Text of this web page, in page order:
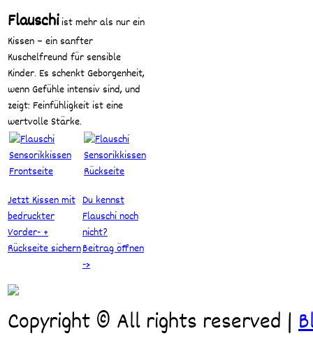
Flauschiist mehr als nur ein
Kissen – ein sanfter
Kuschelfreund für sensible
Kinder. Es schenkt Geborgenheit,
wenn Gefühle intensiv sind, und
zeigt: Feinfühligkeit ist eine
wertvolle Stärke.
Jetzt Kissen mit
bedruckter
Vorder- +
Rückseite sichern
Du kennst
Flauschi noch
nicht?
Beitrag öffnen
->
Copyright © All rights reserved |